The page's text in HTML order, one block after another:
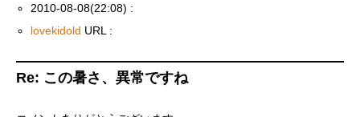
2010-08-08(22:08) :
lovekidold URL :
Re: この暑さ、異常ですね